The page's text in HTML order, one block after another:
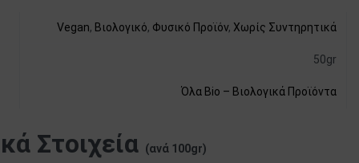
Vegan, Βιολογικό, Φυσικό Προϊόν, Χωρίς Συντηρητικά
50gr
Όλα Bio – Βιολογικά Προϊόντα
Στοιχεία (ανά 100gr)